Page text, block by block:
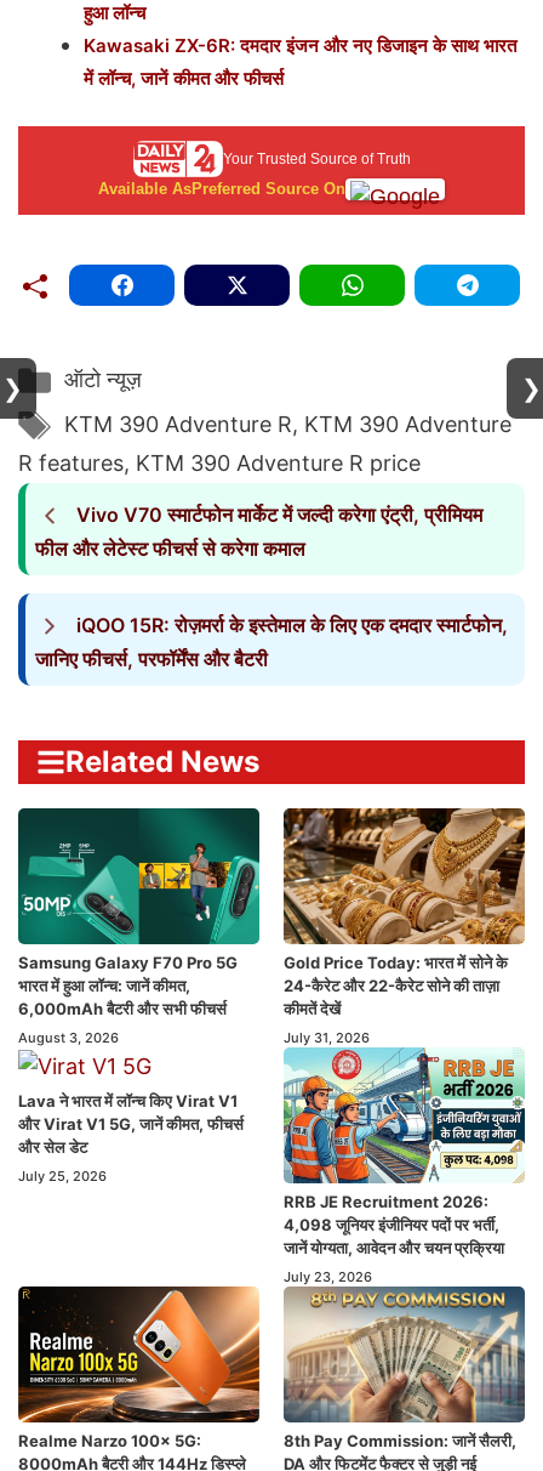
हुआ लॉन्च
Kawasaki ZX-6R: दमदार इंजन और नए डिजाइन के साथ भारत
में लॉन्च, जानें कीमत और फीचर्स
Your Trusted Source of Truth
Available AsPreferred Source On
Categories
ऑटो न्यूज़
Tags
KTM 390 Adventure R, KTM 390 Adventure
R features, KTM 390 Adventure R price
Vivo V70 स्मार्टफोन मार्केट में जल्दी करेगा एंट्री, प्रीमियम
फील और लेटेस्ट फीचर्स से करेगा कमाल
iQOO 15R: रोज़मर्रा के इस्तेमाल के लिए एक दमदार स्मार्टफोन,
जानिए फीचर्स, परफॉर्मेंस और बैटरी
Related News
Samsung Galaxy F70 Pro 5G
भारत में हुआ लॉन्च: जानें कीमत,
6,000mAh बैटरी और सभी फीचर्स
August 3, 2026
Gold Price Today: भारत में सोने के
24-कैरेट और 22-कैरेट सोने की ताज़ा
कीमतें देखें
July 31, 2026
Lava ने भारत में लॉन्च किए Virat V1
और Virat V1 5G, जानें कीमत, फीचर्स
और सेल डेट
July 25, 2026
RRB JE Recruitment 2026:
4,098 जूनियर इंजीनियर पदों पर भर्ती,
जानें योग्यता, आवेदन और चयन प्रक्रिया
July 23, 2026
Realme Narzo 100x 5G:
8000mAh बैटरी और 144Hz डिस्प्ले
8th Pay Commission: जानें सैलरी,
DA और फिटमेंट फैक्टर से जुड़ी नई
❯ ❯